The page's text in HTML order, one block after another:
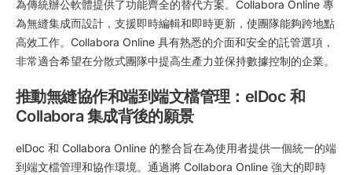
為傳統辦公軟體提供了功能齊全的替代方案。Collabora Online 專
為無縫集成而設計，支援即時編輯和即時更新，使團隊能夠跨地點
高效工作。Collabora Online 具有熟悉的介面和安全的託管選項，
非常適合希望在分散式團隊中提高生產力並保持數據控制的企業。
推動無縫協作和端到端文檔管理：elDoc 和
Collabora 集成背後的願景
elDoc 和 Collabora Online 的整合旨在為使用者提供一個統一的端
到端文檔管理和協作環境。通過將 Collabora Online 強大的即時